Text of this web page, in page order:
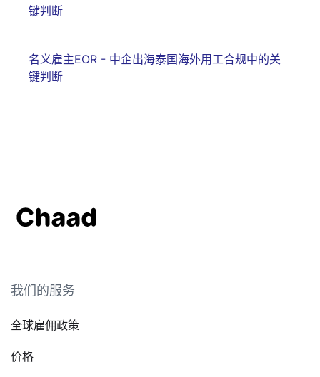
键判断
名义雇主EOR - 中企出海泰国海外用工合规中的关
键判断
我们的服务
全球雇佣政策
价格